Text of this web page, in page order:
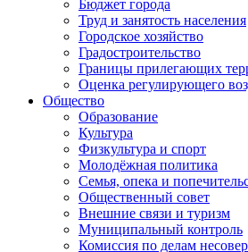
Бюджет города
Труд и занятость населения
Городское хозяйство
Градостроительство
Границы прилегающих
Оценка регулирующего
Общество
Образование
Культура
Физкультура и спорт
Молодёжная политика
Семья, опека и
Общественный совет
Внешние связи и туризм
Муниципальный контроль
Комиссия по делам